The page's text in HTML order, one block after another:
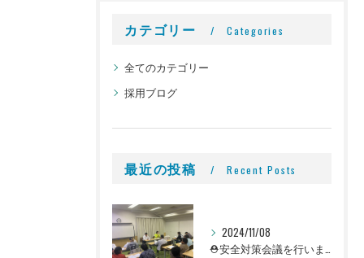
カテゴリー Categories
全てのカテゴリー
採用ブログ
最近の投稿 Recent Posts
2024/11/08
⛑安全対策会議を行いました👷